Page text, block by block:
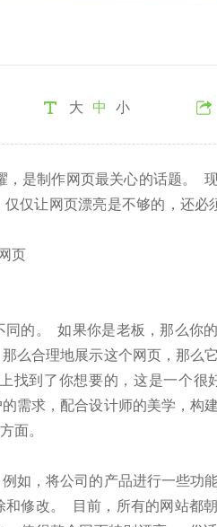
大 中 小
，是制作网页最关心的话题。
仅让网页漂亮是不够的，还必
的。 如果你是老板，那么你
么合理地展示这个网页，那么
找到了你想要的，这是一个很
需求，配合设计师的美学，构
面。
如，将公司的产品进行一些功
修改。 目前，所有的网站都